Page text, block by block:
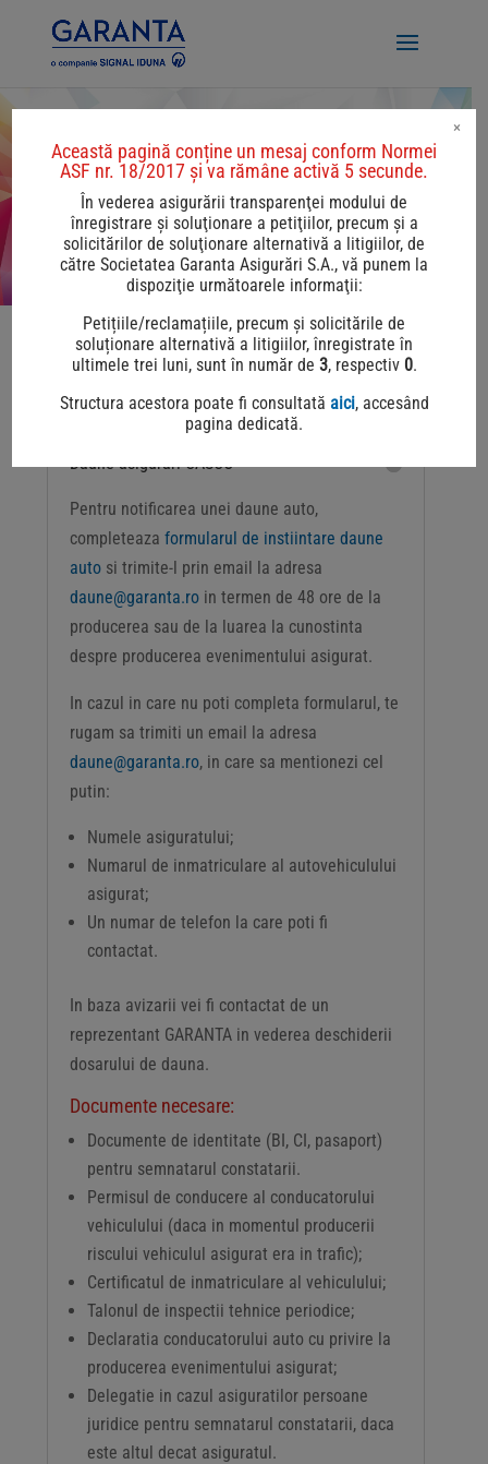
Daune asigurari auto
Lista Unităților service partenere GARANTA
Daune asigurari CASCO
Pentru notificarea unei daune auto,
completeazaformularul de instiintare daune
auto si trimite-l prin email la adresa
daune@garanta.ro in termen de 48 ore de la
producerea sau de la luarea la cunostinta
despre producerea evenimentului asigurat.
In cazul in care nu poti completa formularul, te
rugam sa trimiti un email la adresa
daune@garanta.ro, in care sa mentionezi cel
putin:
Numele asiguratului;
Numarul de inmatriculare al autovehiculului
asigurat;
Un numar de telefon la care poti fi
contactat.
In baza avizarii vei fi contactat de un
reprezentant GARANTA in vederea deschiderii
dosarului de dauna.
Documente necesare:
Documente de identitate (BI, CI, pasaport)
pentru semnatarul constatarii.
Permisul de conducere al conducatorului
vehiculului (daca in momentul producerii
riscului vehiculul asigurat era in trafic);
Certificatul de inmatriculare al vehiculului;
Talonul de inspectii tehnice periodice;
Declaratia conducatorului auto cu privire la
producerea evenimentului asigurat;
Delegatie in cazul asiguratilor persoane
juridice pentru semnatarul constatarii, daca
este altul decat asiguratul.
Această pagină conține un mesaj conform Normei
ASF nr. 18/2017 și va rămâne activă 5 secunde.
În vederea asigurării transparenţei modului de
înregistrare şi soluţionare a petiţiilor, precum şi a
solicitărilor de soluţionare alternativă a litigiilor, de
către Societatea Garanta Asigurări S.A., vă punem la
dispoziţie următoarele informaţii:
Petițiile/reclamațiile, precum și solicitările de
soluționare alternativă a litigiilor, înregistrate în
ultimele trei luni, sunt în număr de 3, respectiv 0.
Structura acestora poate fi consultată aici, accesând
pagina dedicată.
×